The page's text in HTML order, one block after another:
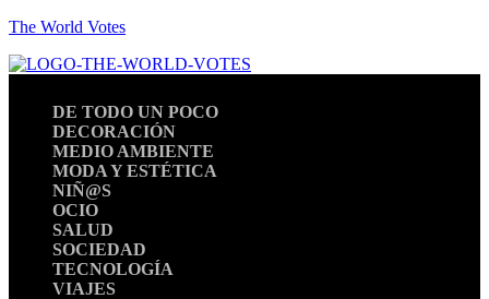
The World Votes
DE TODO UN POCO
DECORACIÓN
MEDIO AMBIENTE
MODA Y ESTÉTICA
NIÑ@S
OCIO
SALUD
SOCIEDAD
TECNOLOGÍA
VIAJES